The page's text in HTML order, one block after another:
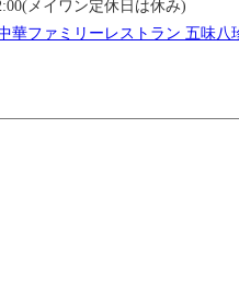
メイワン定休日は休み)
華ファミリーレストラン 五味八